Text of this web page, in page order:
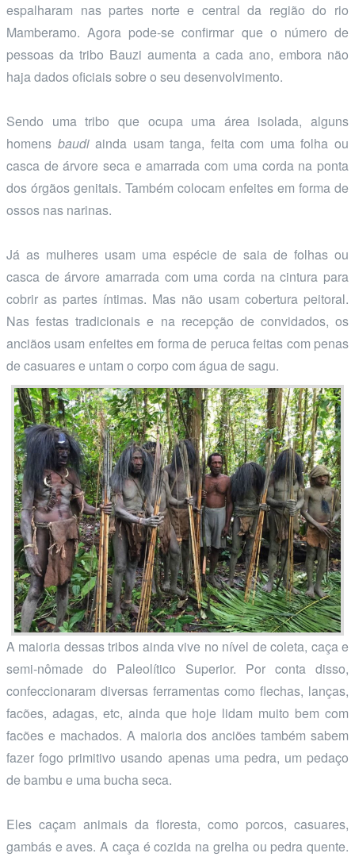
espalharam nas partes norte e central da região do rio
Mamberamo. Agora pode-se confirmar que o número de
pessoas da tribo Bauzi aumenta a cada ano, embora não
haja dados oficiais sobre o seu desenvolvimento.
Sendo uma tribo que ocupa uma área isolada, alguns
homens baudiainda usam tanga, feita com uma folha ou
casca de árvore seca e amarrada com uma corda na ponta
dos órgãos genitais. Também colocam enfeites em forma de
ossos nas narinas.
Já as mulheres usam uma espécie de saia de folhas ou
casca de árvore amarrada com uma corda na cintura para
cobrir as partes íntimas. Mas não usam cobertura peitoral.
Nas festas tradicionais e na recepção de convidados, os
anciãos usam enfeites em forma de peruca feitas com penas
de casuares e untam o corpo com água de sagu.
A maioria dessas tribos ainda vive no nível de coleta, caça e
semi-nômade do Paleolítico Superior. Por conta disso,
confeccionaram diversas ferramentas como flechas, lanças,
facões, adagas, etc, ainda que hoje lidam muito bem com
facões e machados. A maioria dos anciões também sabem
fazer fogo primitivo usando apenas uma pedra, um pedaço
de bambu e uma bucha seca.
Eles caçam animais da floresta, como porcos, casuares,
gambás e aves. A caça é cozida na grelha ou pedra quente.